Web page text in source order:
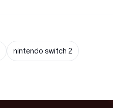
nintendo switch 2